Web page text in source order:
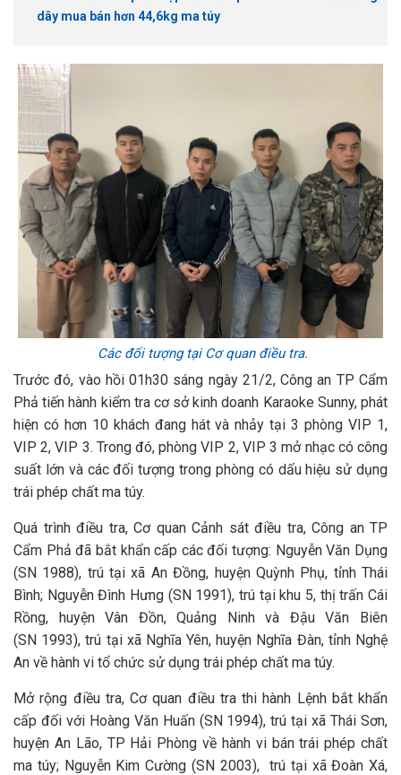
dây mua bán hơn 44,6kg ma túy
Các đối tượng tại Cơ quan điều tra.
Trước đó, vào hồi 01h30 sáng ngày 21/2, Công an TP Cẩm
Phả tiến hành kiểm tra cơ sở kinh doanh Karaoke Sunny, phát
hiện có hơn 10 khách đang hát và nhảy tại 3 phòng VIP 1,
VIP 2, VIP 3. Trong đó, phòng VIP 2, VIP 3 mở nhạc có công
suất lớn và các đối tượng trong phòng có dấu hiệu sử dụng
trái phép chất ma túy.
Quá trình điều tra, Cơ quan Cảnh sát điều tra, Công an TP
Cẩm Phả đã bắt khẩn cấp các đối tượng: Nguyễn Văn Dụng
(SN 1988), trú tại xã An Đồng, huyện Quỳnh Phụ, tỉnh Thái
Bình; Nguyễn Đình Hưng (SN 1991), trú tại khu 5, thị trấn Cái
Rồng, huyện Vân Đồn, Quảng Ninh và Đậu Văn Biên
(SN 1993), trú tại xã Nghĩa Yên, huyện Nghĩa Đàn, tỉnh Nghệ
An về hành vi tổ chức sử dụng trái phép chất ma túy.
Mở rộng điều tra, Cơ quan điều tra thi hành Lệnh bắt khẩn
cấp đối với Hoàng Văn Huấn (SN 1994), trú tại xã Thái Sơn,
huyện An Lão, TP Hải Phòng về hành vi bán trái phép chất
ma túy; Nguyễn Kim Cường (SN 2003), trú tại xã Đoàn Xá,